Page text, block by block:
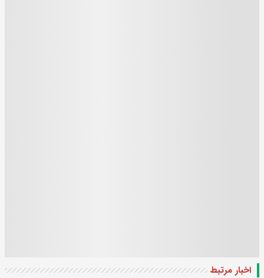
اخبار مرتبط